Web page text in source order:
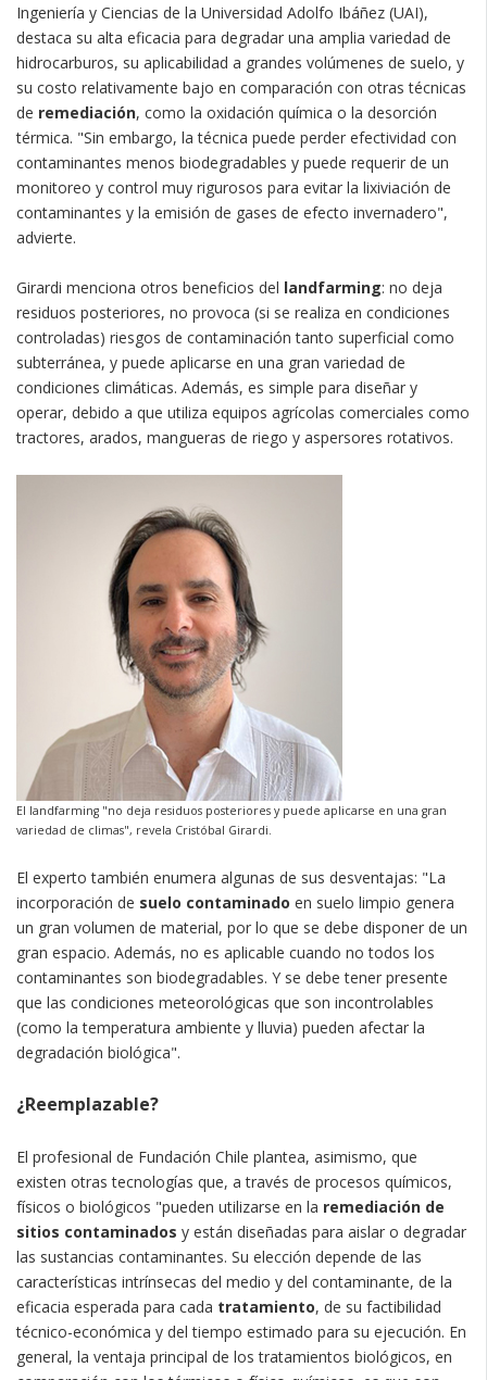
Ingeniería y Ciencias de la Universidad Adolfo Ibáñez (UAI),
destaca su alta eficacia para degradar una amplia variedad de
hidrocarburos, su aplicabilidad a grandes volúmenes de suelo, y
su costo relativamente bajo en comparación con otras técnicas
de remediación, como la oxidación química o la desorción
térmica. "Sin embargo, la técnica puede perder efectividad con
contaminantes menos biodegradables y puede requerir de un
monitoreo y control muy rigurosos para evitar la lixiviación de
contaminantes y la emisión de gases de efecto invernadero",
advierte.
Girardi menciona otros beneficios del landfarming: no deja
residuos posteriores, no provoca (si se realiza en condiciones
controladas) riesgos de contaminación tanto superficial como
subterránea, y puede aplicarse en una gran variedad de
condiciones climáticas. Además, es simple para diseñar y
operar, debido a que utiliza equipos agrícolas comerciales como
tractores, arados, mangueras de riego y aspersores rotativos.
El landfarming "no deja residuos posteriores y puede aplicarse en una gran
variedad de climas", revela Cristóbal Girardi.
El experto también enumera algunas de sus desventajas: "La
incorporación de suelo contaminado en suelo limpio genera
un gran volumen de material, por lo que se debe disponer de un
gran espacio. Además, no es aplicable cuando no todos los
contaminantes son biodegradables. Y se debe tener presente
que las condiciones meteorológicas que son incontrolables
(como la temperatura ambiente y lluvia) pueden afectar la
degradación biológica".
¿Reemplazable?
El profesional de Fundación Chile plantea, asimismo, que
existen otras tecnologías que, a través de procesos químicos,
físicos o biológicos "pueden utilizarse en la remediación de
sitios contaminados y están diseñadas para aislar o degradar
las sustancias contaminantes. Su elección depende de las
características intrínsecas del medio y del contaminante, de la
eficacia esperada para cada tratamiento, de su factibilidad
técnico-económica y del tiempo estimado para su ejecución. En
general, la ventaja principal de los tratamientos biológicos, en